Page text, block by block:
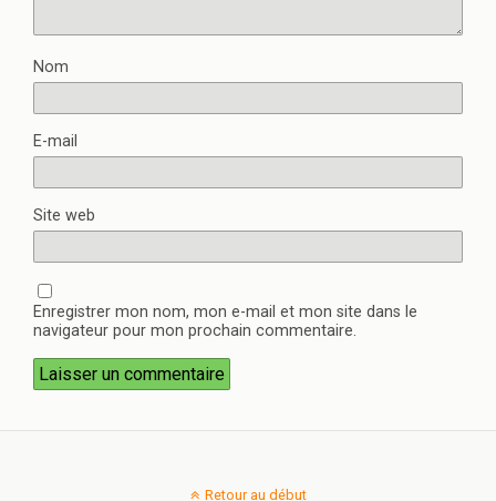
Nom
E-mail
Site web
Enregistrer mon nom, mon e-mail et mon site dans le
navigateur pour mon prochain commentaire.
Retour au début